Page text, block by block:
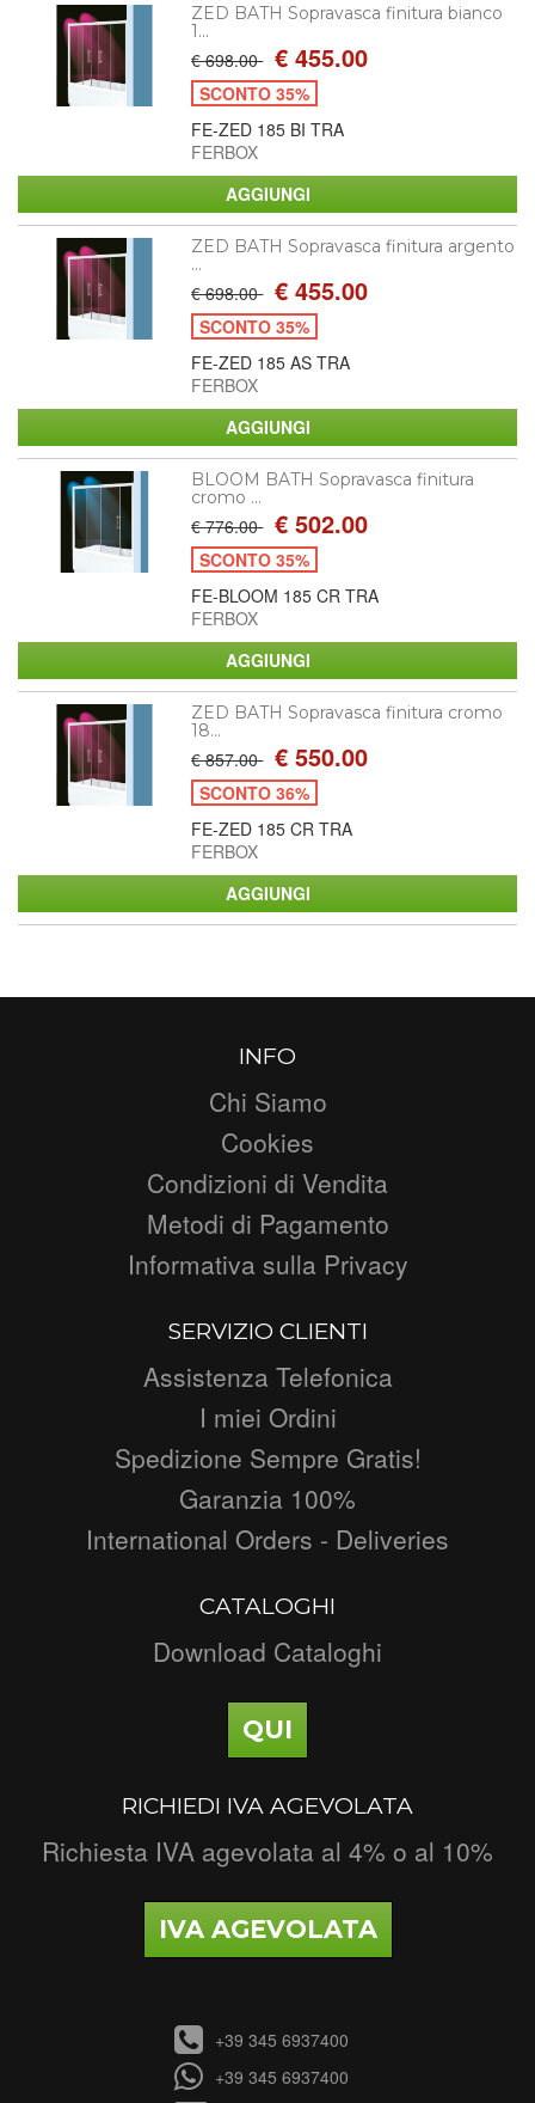
ZED BATH Sopravasca finitura bianco
1...
€ 698.00 € 455.00
SCONTO 35%
FE-ZED 185 BI TRA
FERBOX
ZED BATH Sopravasca finitura argento
...
€ 698.00 € 455.00
SCONTO 35%
FE-ZED 185 AS TRA
FERBOX
BLOOM BATH Sopravasca finitura
cromo ...
€ 776.00 € 502.00
SCONTO 35%
FE-BLOOM 185 CR TRA
FERBOX
ZED BATH Sopravasca finitura cromo
18...
€ 857.00 € 550.00
SCONTO 36%
FE-ZED 185 CR TRA
FERBOX
INFO
Chi Siamo
Cookies
Condizioni di Vendita
Metodi di Pagamento
Informativa sulla Privacy
SERVIZIO CLIENTI
Assistenza Telefonica
I miei Ordini
Spedizione Sempre Gratis!
Garanzia 100%
International Orders - Deliveries
CATALOGHI
Download Cataloghi
QUI
RICHIEDI IVA AGEVOLATA
Richiesta IVA agevolata al 4% o al 10%
IVA AGEVOLATA
+39 345 6937400
+39 345 6937400